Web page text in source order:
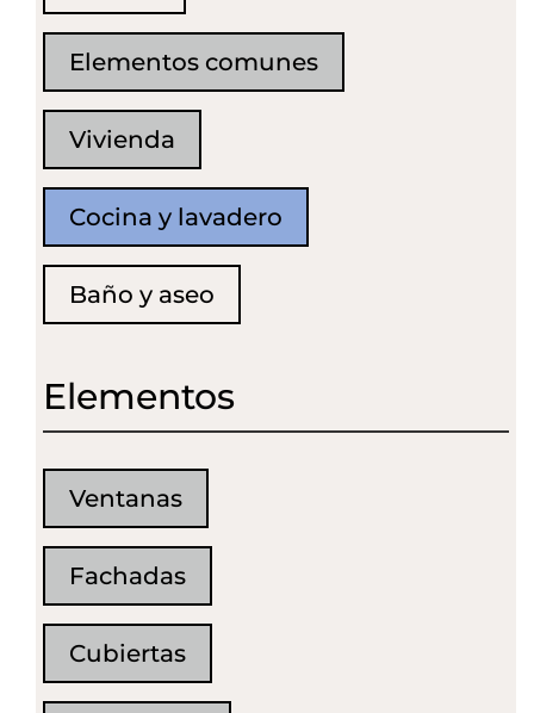
Elementos comunes
Vivienda
Cocina y lavadero
Baño y aseo
Elementos
Ventanas
Fachadas
Cubiertas